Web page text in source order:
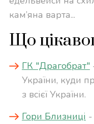
кам’яна варта...
Що
ГК "Драгобрат"
України, куди
з всієї України.
Гори Близниці